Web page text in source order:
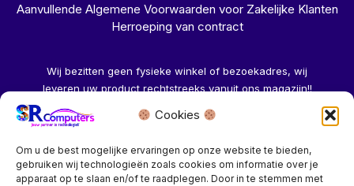
Cookies
Om u de best mogelijke ervaringen op onze website te bieden,
gebruiken wij technologieën zoals cookies om informatie over je
apparaat op te slaan en/of te raadplegen. Door in te stemmen met
Aanvullende Algemene Voorwaarden voor Zakelijke Klanten
Herroeping van contract
Wij bezitten geen fysieke winkel of bezoekadres, wij
leveren uw product rechtstreeks vanuit ons magazijn!!
Herroeping aanvragen →